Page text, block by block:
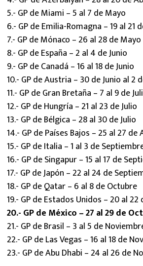
5.- GP de Miami – 5 al 7 de Mayo
6.- GP de Emilia-Romagna – 19 al 21
7.- GP de Mónaco – 26 al 28 de Mayo
8.- GP de España – 2 al 4 de Junio
9.- GP de Canadá – 16 al 18 de Junio
10.- GP de Austria – 30 de Junio al 2
11.- GP de Gran Bretaña – 7 al 9 de
12.- GP de Hungría – 21 al 23 de Julio
13.- GP de Bélgica – 28 al 30 de Julio
14.- GP de Países Bajos – 25 al 27
15.- GP de Italia – 1 al 3 de
16.- GP de Singapur – 15 al 17 de
17.- GP de Japón – 22 al 24 de
18.- GP de Qatar – 6 al 8 de Octubre
19.- GP de Estados Unidos – 20 al
20.- GP de México – 27 al 29 de
21.- GP de Brasil – 3 al 5 de
22.- GP de Las Vegas – 16 al 18 de
23.- GP de Abu Dhabi – 24 al 26 de